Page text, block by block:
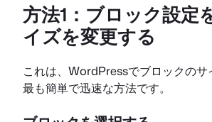
方法1：ブロック設定
イズを変更する
これは、WordPressでブロックのサ
最も簡単で迅速な方法です。